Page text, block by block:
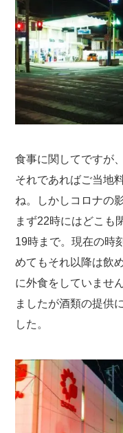
食事に関してですが
それであればご当地
ね。しかしコロナの
まず22時にはどこも
19時まで。現在の時
めてもそれ以降は飲
に外食をしていませ
ましたが酒類の提供
した。